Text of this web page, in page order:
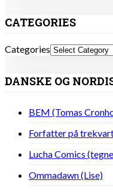
CATEGORIES
Categories
DANSKE OG
BEM (Tomas
Forfatter på
Lucha Comics
Ommadawn (Lise)